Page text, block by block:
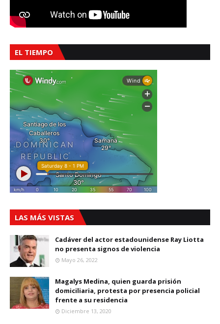
EL TIEMPO
LAS MÁS VISTAS
Cadáver del actor estadounidense Ray Liotta
no presenta signos de violencia
Mayo 26, 2022
Magalys Medina, quien guarda prisión
domiciliaria, protesta por presencia policial
frente a su residencia
Diciembre 13, 2020